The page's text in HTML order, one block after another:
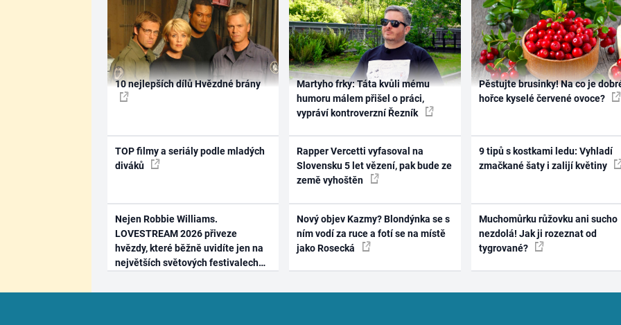
10 nejlepších dílů Hvězdné brány
TOP filmy a seriály podle mladých
diváků
Nejen Robbie Williams.
LOVESTREAM 2026 přiveze
hvězdy, které běžně uvidíte jen na
největších světových festivalech
Martyho frky: Táta kvůli mému
humoru málem přišel o práci,
vypráví kontroverzní Řezník
Rapper Vercetti vyfasoval na
Slovensku 5 let vězení, pak bude ze
země vyhoštěn
Nový objev Kazmy? Blondýnka se s
ním vodí za ruce a fotí se na místě
jako Rosecká
Pěstujte brusinky! Na co je
hořce kyselé červené ovoce?
9 tipů s kostkami ledu: Vyhladí
zmačkané šaty i zalijí květiny
Muchomůrku růžovku ani sucho
nezdolá! Jak ji rozeznat od
tygrované?